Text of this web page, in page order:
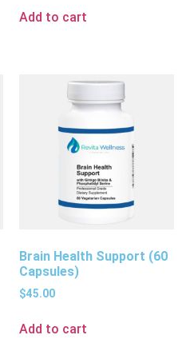
Add to cart
Brain Health Support (60
Capsules)
$45.00
Add to cart